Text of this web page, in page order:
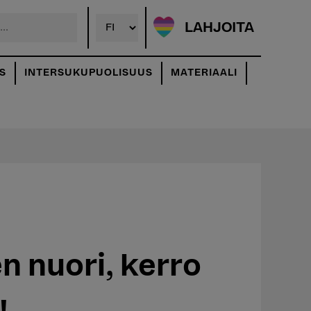
LAHJOITA
INTERSUKUPUOLISUUS MATERIAALI
nuori, kerro